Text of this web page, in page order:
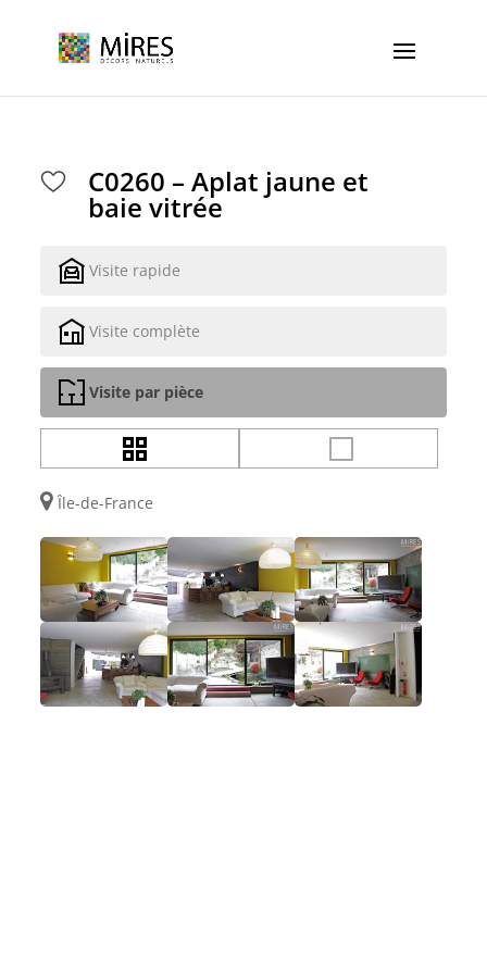
C0260 – Aplat jaune et
baie vitrée
Visite rapide
Visite complète
Visite par pièce
Île-de-France